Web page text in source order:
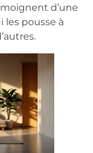
d’une
les pousse à